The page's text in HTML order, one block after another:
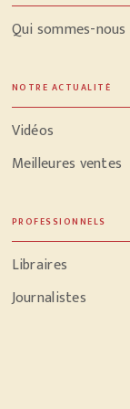
Qui sommes-nous
NOTRE ACTUALITÉ
Vidéos
Meilleures ventes
PROFESSIONNELS
Libraires
Journalistes